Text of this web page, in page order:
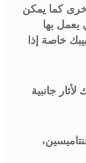
كما يمكن
يعمل بها
خاصة إذا
جانبية